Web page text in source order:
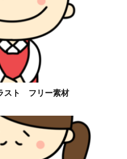
スト フリー素材